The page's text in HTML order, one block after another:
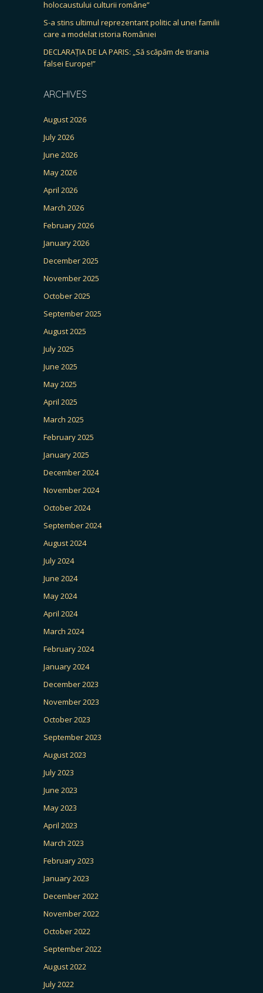
holocaustului culturii române”
S-a stins ultimul reprezentant politic al unei familii
care a modelat istoria României
DECLARAȚIA DE LA PARIS: „Să scăpăm de tirania
falsei Europe!”
ARCHIVES
August 2026
July 2026
June 2026
May 2026
April 2026
March 2026
February 2026
January 2026
December 2025
November 2025
October 2025
September 2025
August 2025
July 2025
June 2025
May 2025
April 2025
March 2025
February 2025
January 2025
December 2024
November 2024
October 2024
September 2024
August 2024
July 2024
June 2024
May 2024
April 2024
March 2024
February 2024
January 2024
December 2023
November 2023
October 2023
September 2023
August 2023
July 2023
June 2023
May 2023
April 2023
March 2023
February 2023
January 2023
December 2022
November 2022
October 2022
September 2022
August 2022
July 2022